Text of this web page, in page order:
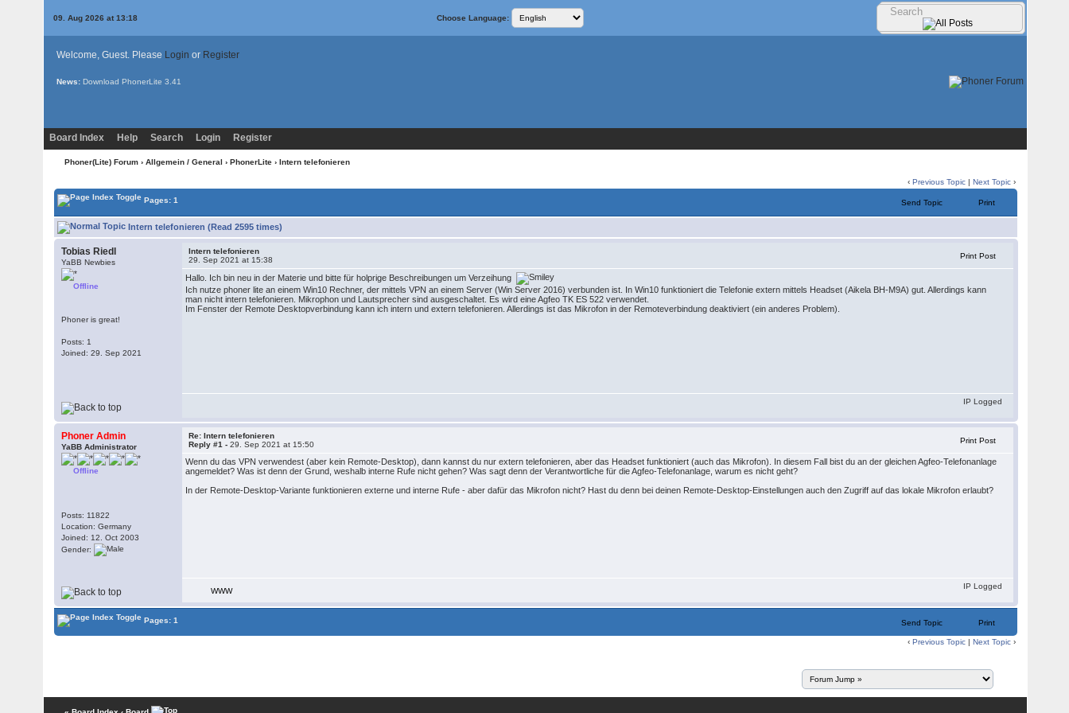
09. Aug 2026 at 13:18 Choose Language:
Welcome, Guest. Please Login or Register
News: Download PhonerLite 3.41
Board Index Help Search Login Register
Phoner(Lite) Forum › Allgemein / General › PhonerLite › Intern telefonieren
‹Previous Topic |Next Topic ›
Pages: 1 Send Topic Print
Intern telefonieren (Read 2595 times)
Tobias Riedl
YaBB Newbies
Offline
Phoner is great!
Posts: 1
Joined: 29. Sep 2021
Intern telefonieren
29. Sep 2021 at 15:38
Print Post
Hallo. Ich bin neu in der Materie und bitte für holprige Beschreibungen um Verzeihung
Ich nutze phoner lite an einem Win10 Rechner, der mittels VPN an einem Server (Win Server 2016) verbunden ist. In Win10 funktioniert die Telefonie extern mittels Headset (Aikela BH-M9A) gut. Allerdings kann
man nicht intern telefonieren. Mikrophon und Lautsprecher sind ausgeschaltet. Es wird eine Agfeo TK ES 522 verwendet.
Im Fenster der Remote Desktopverbindung kann ich intern und extern telefonieren. Allerdings ist das Mikrofon in der Remoteverbindung deaktiviert (ein anderes Problem).
IP Logged
Phoner Admin
YaBB Administrator
Offline
Posts: 11822
Location: Germany
Joined: 12. Oct 2003
Gender:
Re: Intern telefonieren
Reply #1 -29. Sep 2021 at 15:50 Print Post
Wenn du das VPN verwendest (aber kein Remote-Desktop), dann kannst du nur extern telefonieren, aber das Headset funktioniert (auch das Mikrofon). In diesem Fall bist du an der gleichen Agfeo-Telefonanlage
angemeldet? Was ist denn der Grund, weshalb interne Rufe nicht gehen? Was sagt denn der Verantwortliche für die Agfeo-Telefonanlage, warum es nicht geht?
In der Remote-Desktop-Variante funktionieren externe und interne Rufe - aber dafür das Mikrofon nicht? Hast du denn bei deinen Remote-Desktop-Einstellungen auch den Zugriff auf das lokale Mikrofon erlaubt?
WWW
IP Logged
Pages: 1 Send Topic Print
‹Previous Topic |Next Topic ›